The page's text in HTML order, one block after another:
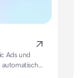
Ads und
automatisch
einbindest